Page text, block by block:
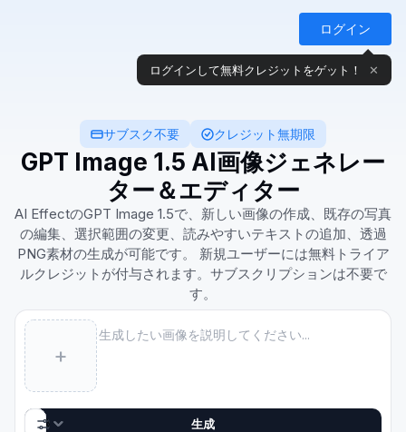
ログイン
サブスク不要 クレジット無期限
GPT Image 1.5 AI画像ジェネレー
ター＆エディター
AI EffectのGPT Image 1.5で、新しい画像の作成、既存の写真
の編集、選択範囲の変更、読みやすいテキストの追加、透過
PNG素材の生成が可能です。 新規ユーザーには無料トライア
ルクレジットが付与されます。サブスクリプションは不要で
す。
+
Prompt
AI Image
GPT Image 1.5
1:1 · 2K 生成